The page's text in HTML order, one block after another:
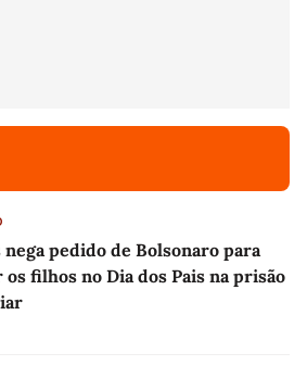
pedido de Bolsonaro para
os filhos no Dia dos Pais na prisão